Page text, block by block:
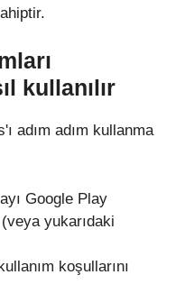
kullanılır
adım adım kullanma
Google Play
yukarıdaki
koşullarını